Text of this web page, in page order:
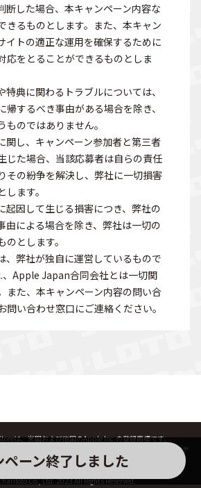
断した場合、本キャンペーン内容な
きるものとします。また、本キャン
イトの適正な運用を確保するために
応をとることができるものとしま
特典に関わるトラブルについては、
帰するべき事由がある場合を除き、
ものではありません。
関し、キャンペーン参加者と第三者
じた場合、当該応募者は自らの責任
その紛争を解決し、弊社に一切損害
ます。
起因して生じる損害につき、弊社の
由による場合を除き、弊社は一切の
とします。
、弊社が独自に運営しているもので
、Apple Japan合同会社とは一切関
また、本キャンペーン内容の問い合
問い合わせ窓口にご連絡ください。
ペーン終了しました
は、米国および他国のApple Inc.の登録商標です。
ロゴは、Google LLC の商標です。※QRコードは（株）デ
Co., Ltd. 2023 All Rights Reserved.